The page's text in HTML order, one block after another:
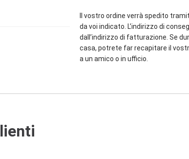
Il vostro ordine verrà spedito
da voi indicato. L’indirizzo di
dall’indirizzo di fatturazione. Se
casa, potrete far recapitare il
a un amico o in ufficio.